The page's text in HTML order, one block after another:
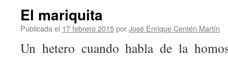
El mariquita
Publicada el 17 febrero 2015porJosé Enrique Centén Martín
Un hetero cuando habla de la